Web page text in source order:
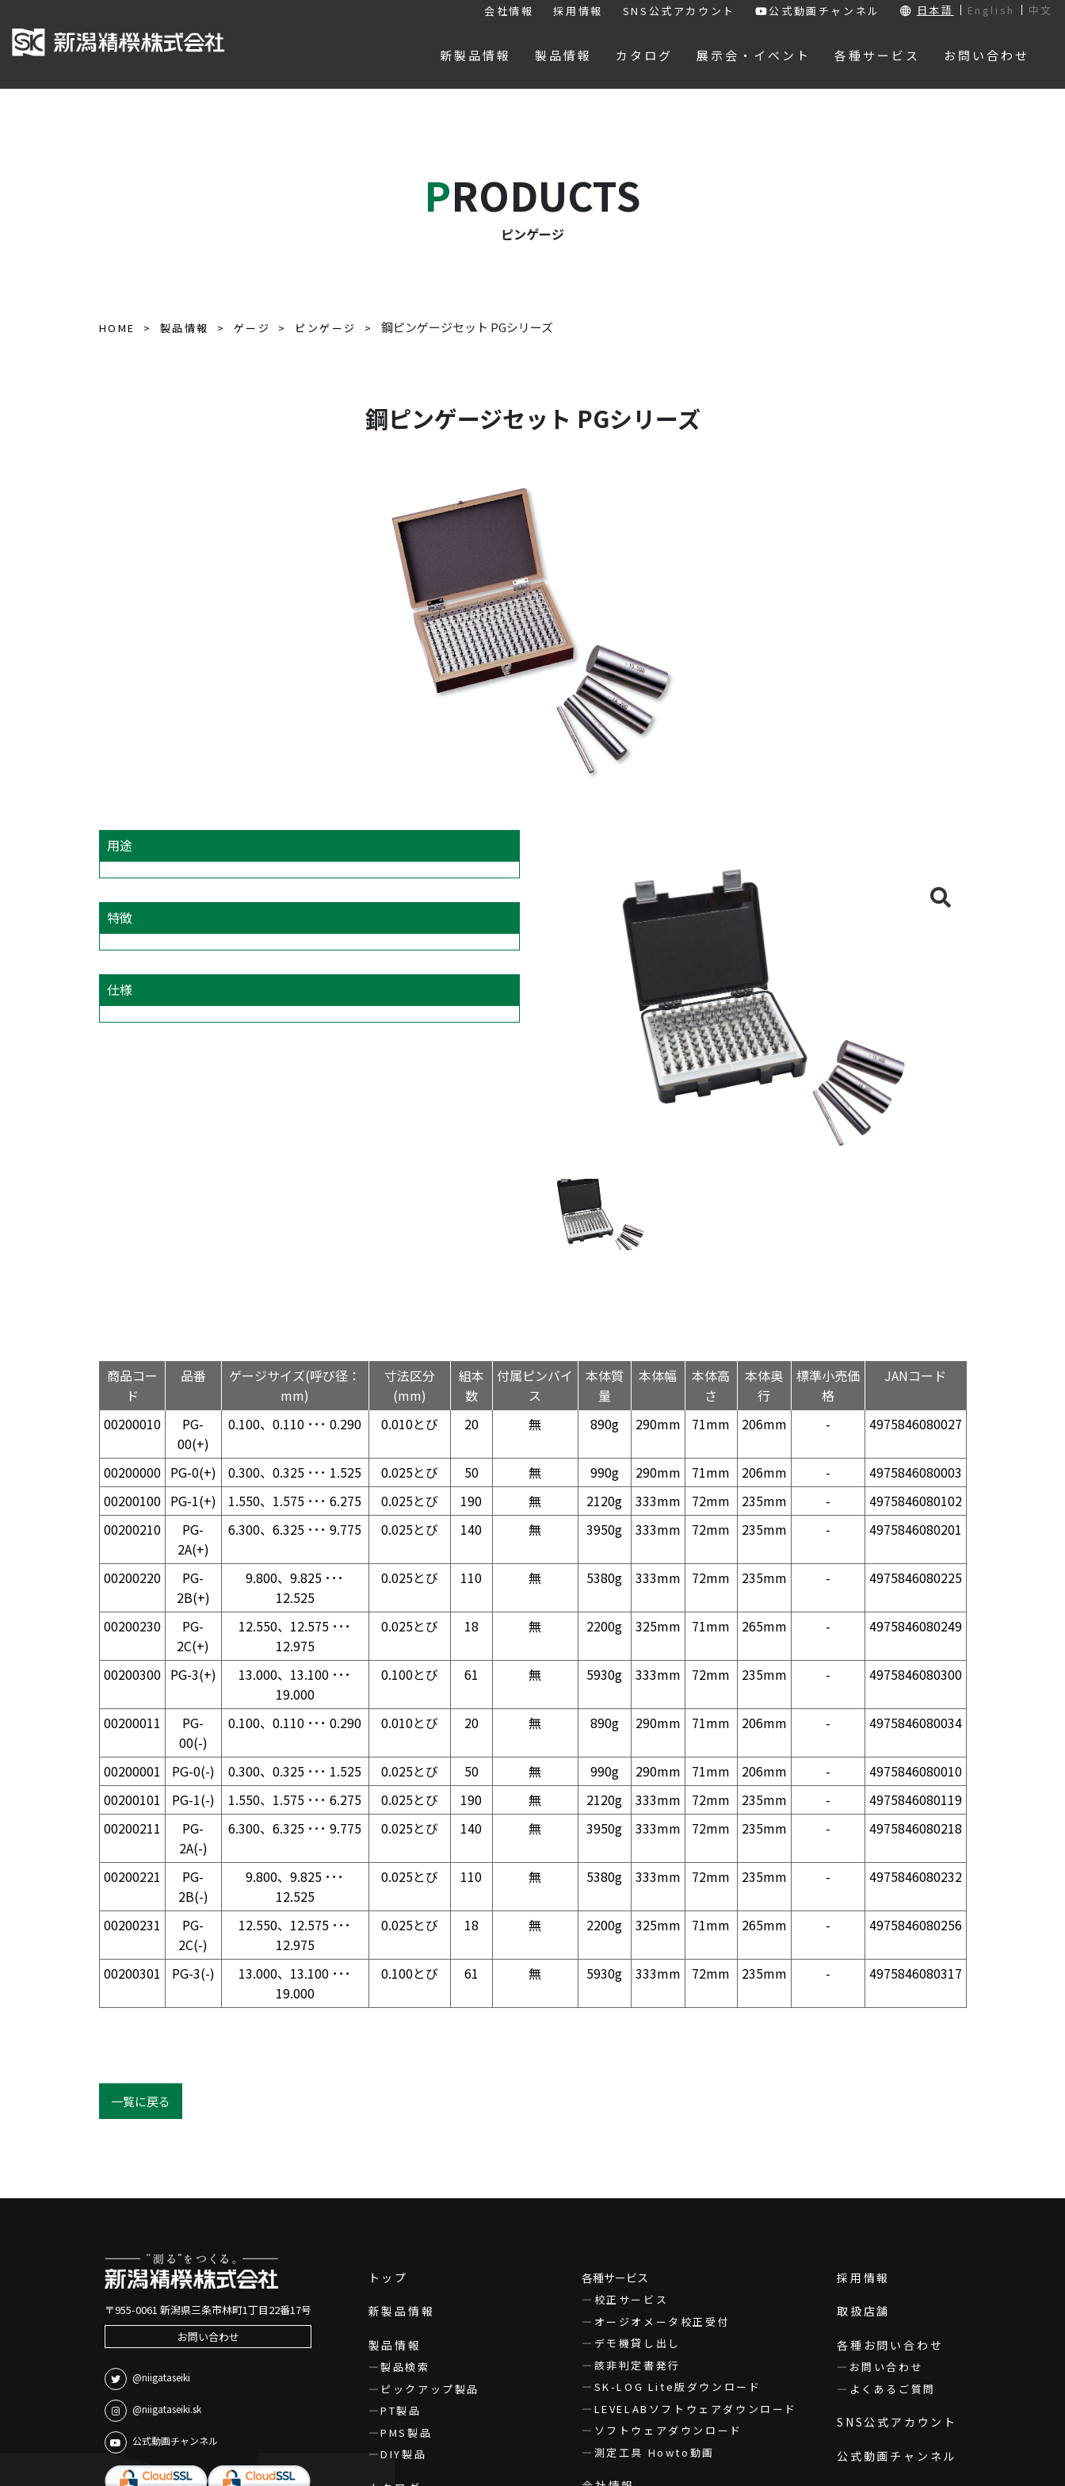
会社情報 採用情報 SNS公式アカウント 公式動画チャンネル 日本語 English 中文
新製品情報 製品情報 カタログ 展示会・イベント 各種サービス お問い合わせ
PRODUCTS
ピンゲージ
HOME 製品情報 ゲージ ピンゲージ 鋼ピンゲージセット PGシリーズ
鋼ピンゲージセット PGシリーズ
用途
特徴
仕様
商品コー
ド
品番
ゲージサイズ(呼び径：
mm)
寸法区分
(mm)
組本
数
付属ピンバイ
ス
本体質
量
本体幅
本体高
さ
本体奥
行
標準小売価
格
JANコード
00200010
PG-
00(+)
0.100、0.110 ･･･ 0.290 0.010とび 20 無 890g 290mm 71mm 206mm - 4975846080027
00200000 PG-0(+) 0.300、0.325 ･･･ 1.525 0.025とび 50 無 990g 290mm 71mm 206mm -
4975846080003
00200100 PG-1(+) 1.550、1.575 ･･･ 6.275 0.025とび 190 無 2120g 333mm 72mm 235mm -
4975846080102
00200210
PG-
2A(+)
6.300、6.325 ･･･ 9.775 0.025とび 140 無 3950g 333mm 72mm 235mm - 4975846080201
00200220
PG-
2B(+)
9.800、9.825 ･･･
12.525
0.025とび 110 無 5380g 333mm 72mm 235mm - 4975846080225
00200230
PG-
2C(+)
12.550、12.575 ･･･
12.975
0.025とび 18 無 2200g 325mm 71mm 265mm - 4975846080249
00200300 PG-3(+)
13.000、13.100 ･･･
19.000
0.100とび 61 無 5930g 333mm 72mm 235mm - 4975846080300
00200011
PG-
00(-)
0.100、0.110 ･･･ 0.290 0.010とび 20 無 890g 290mm 71mm 206mm - 4975846080034
00200001 PG-0(-) 0.300、0.325 ･･･ 1.525 0.025とび 50 無 990g 290mm 71mm 206mm -
4975846080010
00200101
PG-1(-) 1.550、1.575 ･･･ 6.275 0.025とび 190 無 2120g 333mm 72mm 235mm -
4975846080119
00200211
PG-
2A(-)
6.300、6.325 ･･･ 9.775 0.025とび 140 無 3950g 333mm 72mm 235mm - 4975846080218
00200221
PG-
2B(-)
9.800、9.825 ･･･
12.525
0.025とび 110 無 5380g 333mm 72mm 235mm - 4975846080232
00200231
PG-
2C(-)
12.550、12.575 ･･･
12.975
0.025とび 18 無 2200g 325mm 71mm 265mm - 4975846080256
00200301 PG-3(-)
13.000、13.100 ･･･
19.000
0.100とび 61 無 5930g 333mm 72mm 235mm - 4975846080317
一覧に戻る
〒955-0061 新潟県三条市林町1丁目22番17号
お問い合わせ
@niigataseiki
@niigataseiki.sk
公式動画チャンネル
トップ
新製品情報
製品情報
製品検索
ピックアップ製品
PT製品
PMS製品
DIY製品
各種サービス
校正サービス
オージオメータ校正受付
デモ機貸し出し
該非判定書発行
SK-LOG Lite版ダウンロード
LEVELABソフトウェアダウンロード
ソフトウェアダウンロード
測定工具 Howto動画
採用情報
取扱店舗
各種お問い合わせ
お問い合わせ
よくあるご質問
SNS公式アカウント
公式動画チャンネル